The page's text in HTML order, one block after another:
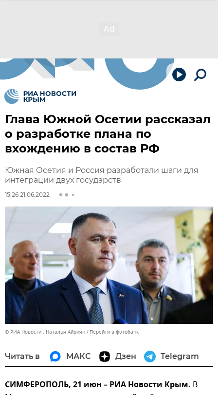
Глава Южной Осетии рассказал
о разработке плана по
вхождению в состав РФ
Южная Осетия и Россия разработали шаги для
интеграции двух государств
15:26 21.06.2022
© РИА Новости . Наталья Айриян Перейти в фотобанк
Читать в МАКС Дзен Telegram
СИМФЕРОПОЛЬ, 21 июн – РИА Новости Крым. В